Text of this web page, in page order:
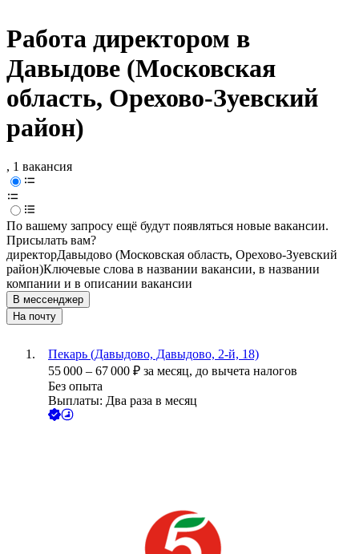
Работа директором в
Давыдове (Московская
область, Орехово-Зуевский
район)
, 1 вакансия
По вашему запросу ещё будут появляться новые вакансии.
Присылать вам?
директорДавыдово (Московская область, Орехово-Зуевский
район)Ключевые слова в названии вакансии, в названии
компании и в описании вакансии
В мессенджер
На почту
Пекарь (Давыдово, Давыдово, 2-й, 18)
55 000 – 67 000 ₽ за месяц, до вычета налогов
Без опыта
Выплаты: Два раза в месяц